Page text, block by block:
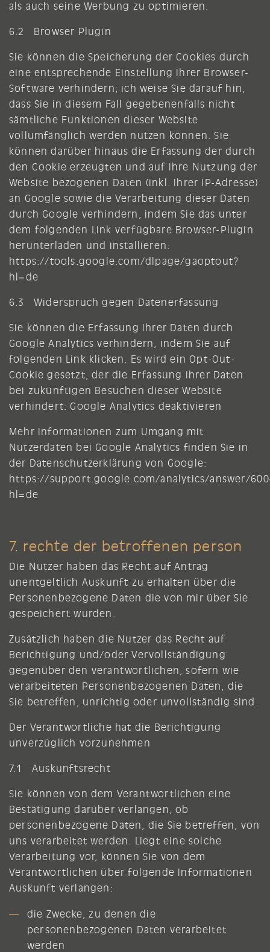
als auch seine Werbung zu optimieren.
6.2 Browser Plugin
Sie können die Speicherung der Cookies durch
eine entsprechende Einstellung Ihrer Browser-
Software verhindern; ich weise Sie darauf hin,
dass Sie in diesem Fall gegebenenfalls nicht
sämtliche Funktionen dieser Website
vollumfänglich werden nutzen können. Sie
können darüber hinaus die Erfassung der durch
den Cookie erzeugten und auf Ihre Nutzung der
Website bezogenen Daten (inkl. Ihrer IP-Adresse)
an Google sowie die Verarbeitung dieser Daten
durch Google verhindern, indem Sie das unter
dem folgenden Link verfügbare Browser-Plugin
herunterladen und installieren:
https://tools.google.com/dlpage/gaoptout?
hl=de
6.3 Widerspruch gegen Datenerfassung
Sie können die Erfassung Ihrer Daten durch
Google Analytics verhindern, indem Sie auf
folgenden Link klicken. Es wird ein Opt-Out-
Cookie gesetzt, der die Erfassung Ihrer Daten
bei zukünftigen Besuchen dieser Website
verhindert: Google Analytics deaktivieren
Mehr Informationen zum Umgang mit
Nutzerdaten bei Google Analytics finden Sie in
der Datenschutzerklärung von Google:
https://support.google.com/analytics/answer/
hl=de
7. rechte der betroffenen person
Die Nutzer haben das Recht auf Antrag
unentgeltlich Auskunft zu erhalten über die
Personenbezogene Daten die von mir über Sie
gespeichert wurden.
Zusätzlich haben die Nutzer das Recht auf
Berichtigung und/oder Vervollständigung
gegenüber den verantwortlichen, sofern wie
verarbeiteten Personenbezogenen Daten, die
Sie betreffen, unrichtig oder unvollständig sind.
Der Verantwortliche hat die Berichtigung
unverzüglich vorzunehmen
7.1 Auskunftsrecht
Sie können von dem Verantwortlichen eine
Bestätigung darüber verlangen, ob
personenbezogene Daten, die Sie betreffen, von
uns verarbeitet werden. Liegt eine solche
Verarbeitung vor, können Sie von dem
Verantwortlichen über folgende Informationen
Auskunft verlangen:
die Zwecke, zu denen die
personenbezogenen Daten verarbeitet
werden